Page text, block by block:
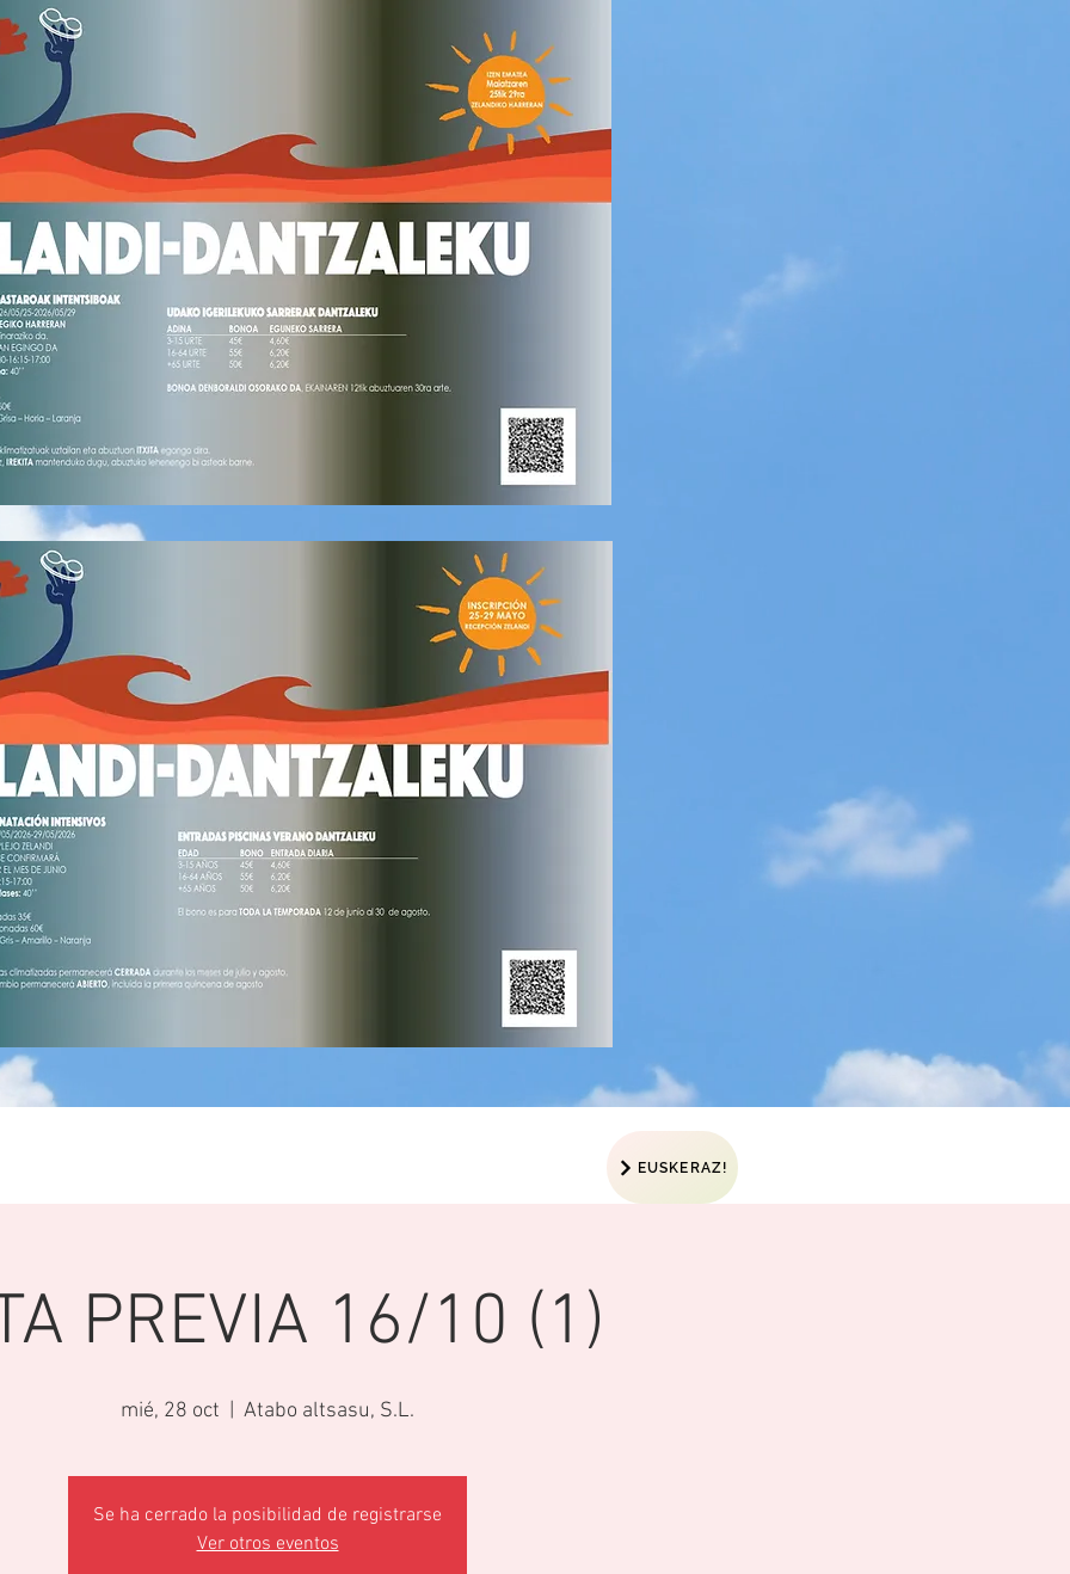
EUSKERAZ!
PREVIA 16/10 (1)
mié, 28 oct Atabo altsasu, S.L.
Se ha cerrado la posibilidad de registrarse
Ver otros eventos